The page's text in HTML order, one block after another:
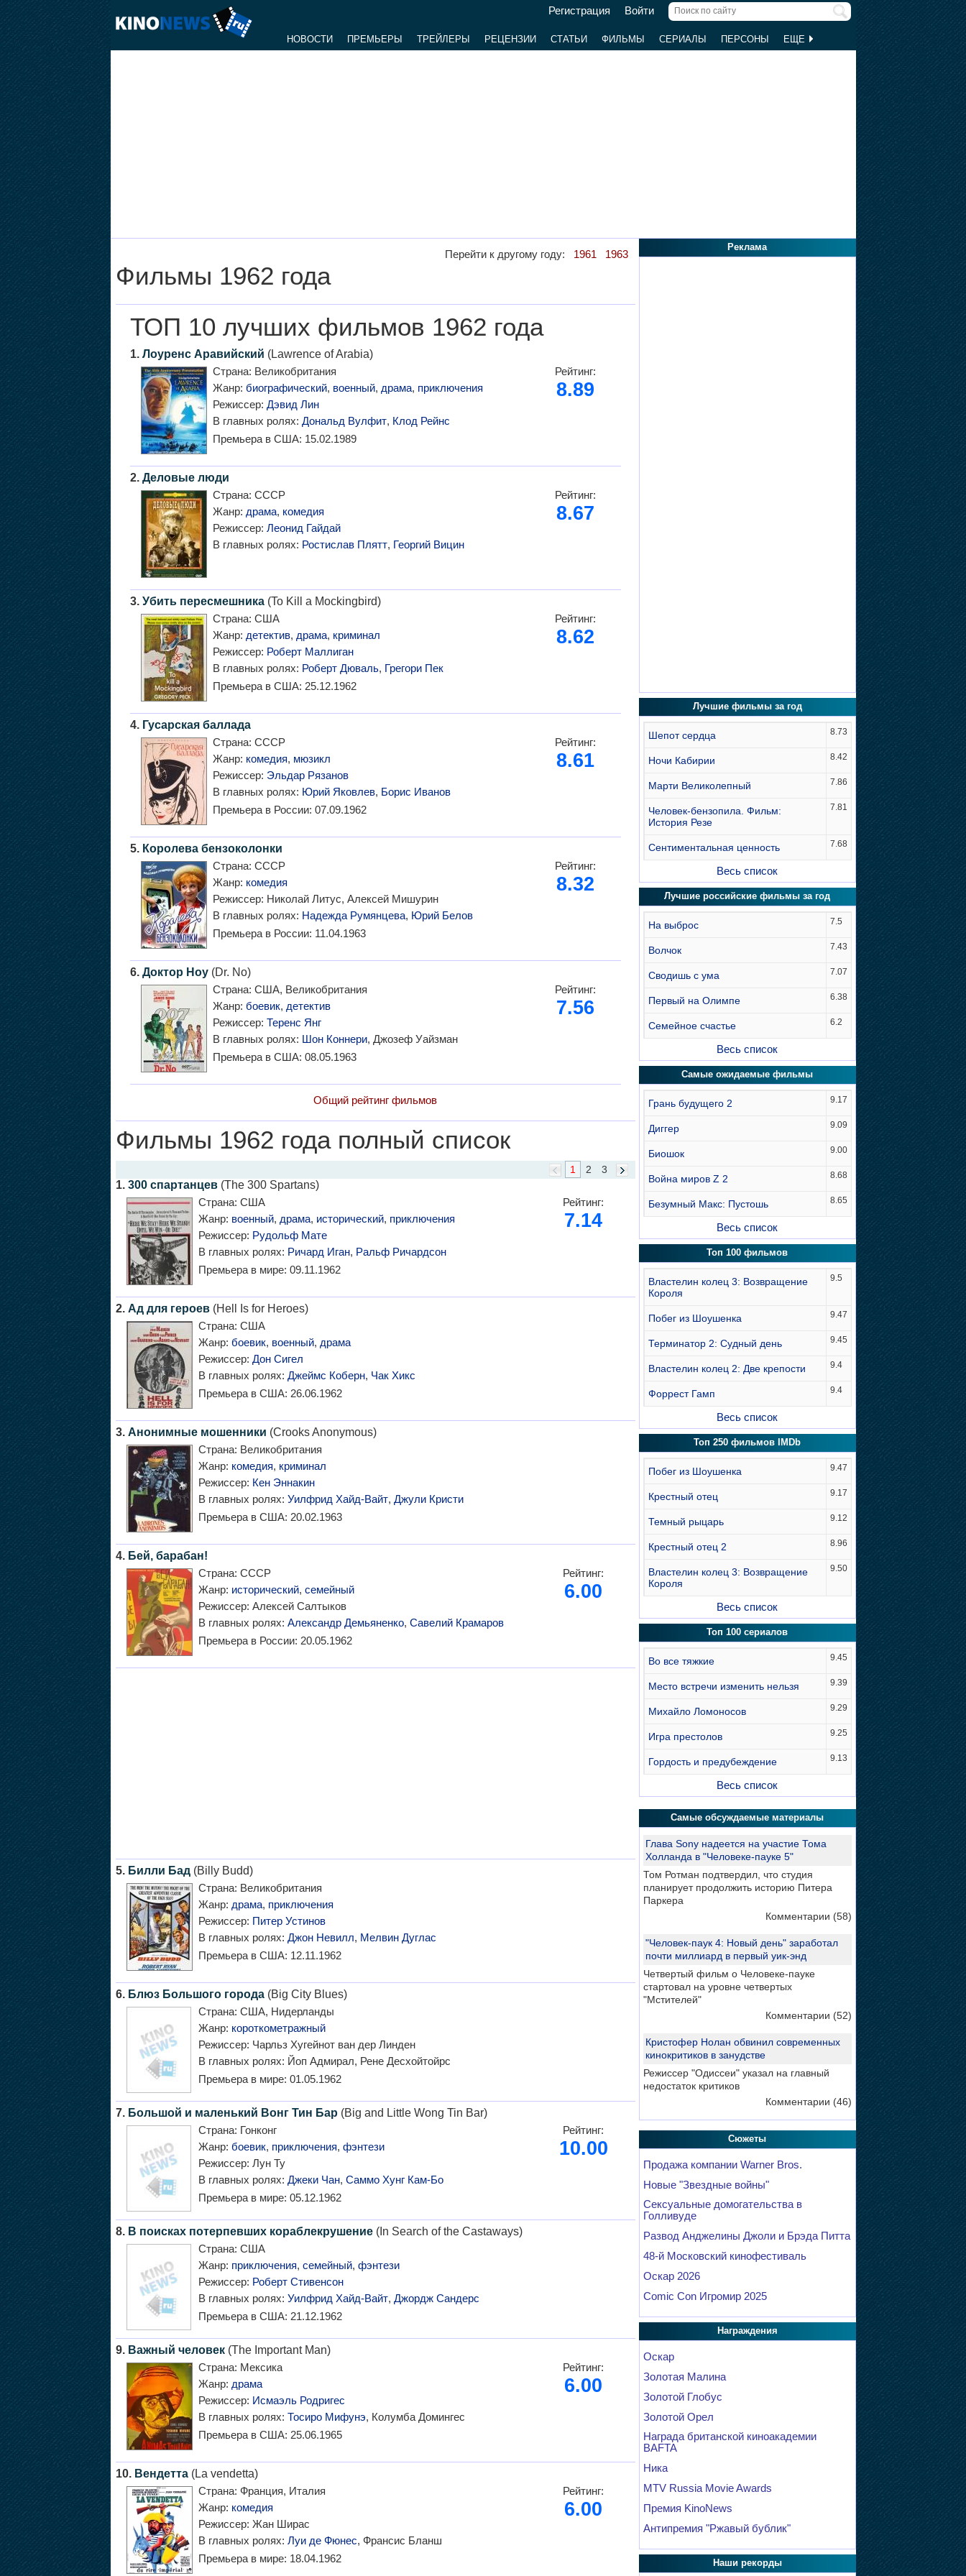
Регистрация Войти
НОВОСТИ ПРЕМЬЕРЫ ТРЕЙЛЕРЫ РЕЦЕНЗИИ СТАТЬИ ФИЛЬМЫ СЕРИАЛЫ ПЕРСОНЫ ЕЩЕ
Перейти к другому году: 1961 1963
Фильмы 1962 года
ТОП 10 лучших фильмов 1962 года
1. Лоуренс Аравийский (Lawrence of Arabia)
Рейтинг:
8.89
Страна: Великобритания
Жанр: биографический, военный, драма, приключения
Режиссер: Дэвид Лин
В главных ролях: Дональд Вулфит, Клод Рейнс
Премьера в США: 15.02.1989
2. Деловые люди
Рейтинг:
8.67
Страна: СССР
Жанр: драма, комедия
Режиссер: Леонид Гайдай
В главных ролях: Ростислав Плятт, Георгий Вицин
3. Убить пересмешника (To Kill a Mockingbird)
Рейтинг:
8.62
Страна: США
Жанр: детектив, драма, криминал
Режиссер: Роберт Маллиган
В главных ролях: Роберт Дюваль, Грегори Пек
Премьера в США: 25.12.1962
4. Гусарская баллада
Рейтинг:
8.61
Страна: СССР
Жанр: комедия, мюзикл
Режиссер: Эльдар Рязанов
В главных ролях: Юрий Яковлев, Борис Иванов
Премьера в России: 07.09.1962
5. Королева бензоколонки
Рейтинг:
8.32
Страна: СССР
Жанр: комедия
Режиссер: Николай Литус, Алексей Мишурин
В главных ролях: Надежда Румянцева, Юрий Белов
Премьера в России: 11.04.1963
6. Доктор Ноу (Dr. No)
Рейтинг:
7.56
Страна: США, Великобритания
Жанр: боевик, детектив
Режиссер: Теренс Янг
В главных ролях: Шон Коннери, Джозеф Уайзман
Премьера в США: 08.05.1963
Общий рейтинг фильмов
Фильмы 1962 года полный список
3
2
1
1. 300 спартанцев (The 300 Spartans)
Рейтинг:
7.14
Страна: США
Жанр: военный, драма, исторический, приключения
Режиссер: Рудольф Мате
В главных ролях: Ричард Иган, Ральф Ричардсон
Премьера в мире: 09.11.1962
2. Ад для героев (Hell Is for Heroes)
Страна: США
Жанр: боевик, военный, драма
Режиссер: Дон Сигел
В главных ролях: Джеймс Коберн, Чак Хикс
Премьера в США: 26.06.1962
3. Анонимные мошенники (Crooks Anonymous)
Страна: Великобритания
Жанр: комедия, криминал
Режиссер: Кен Эннакин
В главных ролях: Уилфрид Хайд-Вайт, Джули Кристи
Премьера в США: 20.02.1963
4. Бей, барабан!
Рейтинг:
6.00
Страна: СССР
Жанр: исторический, семейный
Режиссер: Алексей Салтыков
В главных ролях: Александр Демьяненко, Савелий Крамаров
Премьера в России: 20.05.1962
5. Билли Бад (Billy Budd)
Страна: Великобритания
Жанр: драма, приключения
Режиссер: Питер Устинов
В главных ролях: Джон Невилл, Мелвин Дуглас
Премьера в США: 12.11.1962
6. Блюз Большого города (Big City Blues)
Страна: США, Нидерланды
Жанр: короткометражный
Режиссер: Чарльз Хугейнот ван дер Линден
В главных ролях: Йоп Адмирал, Рене Десхойтойрс
Премьера в мире: 01.05.1962
7. Большой и маленький Вонг Тин Бар (Big and Little Wong Tin Bar)
Рейтинг:
10.00
Страна: Гонконг
Жанр: боевик, приключения, фэнтези
Режиссер: Лун Ту
В главных ролях: Джеки Чан, Саммо Хунг Кам-Бо
Премьера в мире: 05.12.1962
8. В поисках потерпевших кораблекрушение (In Search of the Castaways)
Страна: США
Жанр: приключения, семейный, фэнтези
Режиссер: Роберт Стивенсон
В главных ролях: Уилфрид Хайд-Вайт, Джордж Сандерс
Премьера в США: 21.12.1962
9. Важный человек (The Important Man)
Рейтинг:
6.00
Страна: Мексика
Жанр: драма
Режиссер: Исмаэль Родригес
В главных ролях: Тосиро Мифунэ, Колумба Домингес
Премьера в США: 25.06.1965
10. Вендетта (La vendetta)
Рейтинг:
6.00
Страна: Франция, Италия
Жанр: комедия
Режиссер: Жан Ширас
В главных ролях: Луи де Фюнес, Франсис Бланш
Премьера в мире: 18.04.1962
Реклама
Лучшие фильмы за год
Шепот сердца 8.73
Ночи Кабирии 8.42
Марти Великолепный 7.86
Человек-бензопила. Фильм:
История Резе
7.81
Сентиментальная ценность 7.68
Весь список
Лучшие российские фильмы за год
На выброс 7.5
Волчок 7.43
Сводишь с ума 7.07
Первый на Олимпе 6.38
Семейное счастье 6.2
Весь список
Самые ожидаемые фильмы
Грань будущего 2 9.17
Диггер 9.09
Биошок 9.00
Война миров Z 2 8.68
Безумный Макс: Пустошь 8.65
Весь список
Топ 100 фильмов
Властелин колец 3: Возвращение
Короля
9.5
Побег из Шоушенка 9.47
Терминатор 2: Судный день 9.45
Властелин колец 2: Две крепости 9.4
Форрест Гамп 9.4
Весь список
Топ 250 фильмов IMDb
Побег из Шоушенка 9.47
Крестный отец 9.17
Темный рыцарь 9.12
Крестный отец 2 8.96
Властелин колец 3: Возвращение
Короля
9.50
Весь список
Топ 100 сериалов
Во все тяжкие 9.45
Место встречи изменить нельзя 9.39
Михайло Ломоносов 9.29
Игра престолов 9.25
Гордость и предубеждение 9.13
Весь список
Самые обсуждаемые материалы
Глава Sony надеется на участие Тома
Холланда в "Человеке-пауке 5"
Том Ротман подтвердил, что студия
планирует продолжить историю Питера
Паркера
Комментарии (58)
"Человек-паук 4: Новый день" заработал
почти миллиард в первый уик-энд
Четвертый фильм о Человеке-пауке
стартовал на уровне четвертых
"Мстителей"
Комментарии (52)
Кристофер Нолан обвинил современных
кинокритиков в занудстве
Режиссер "Одиссеи" указал на главный
недостаток критиков
Комментарии (46)
Сюжеты
Продажа компании Warner Bros.
Новые "Звездные войны"
Сексуальные домогательства в
Голливуде
Развод Анджелины Джоли и Брэда Питта
48-й Московский кинофестиваль
Оскар 2026
Comic Con Игромир 2025
Награждения
Оскар
Золотая Малина
Золотой Глобус
Золотой Орел
Награда британской киноакадемии
BAFTA
Ника
MTV Russia Movie Awards
Премия KinoNews
Антипремия "Ржавый бублик"
Наши рекорды